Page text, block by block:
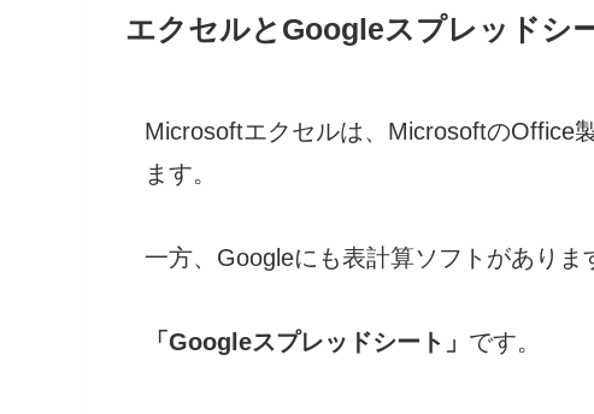
エクセルとGoogleスプレッドシ
Microsoftエクセルは、MicrosoftのOffice
ます。
一方、Googleにも表計算ソフトがありま
「Googleスプレッドシート」 です。